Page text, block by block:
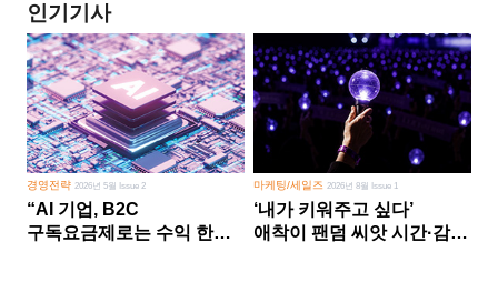
인기기사
경영전략 2026년 5월 Issue 2
“AI 기업, B2C
구독요금제로는 수익 한계
마케팅/세일즈 2026년 8월 Issue 1
‘내가 키워주고 싶다’
애착이 팬덤 씨앗 시간·감정